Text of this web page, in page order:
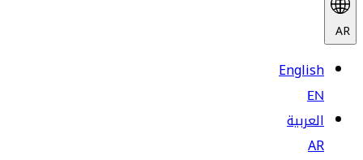
AR
English
EN
العربية
AR